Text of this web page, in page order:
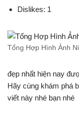
Dislikes: 1
Tổng Hợp Hình Ảnh
đẹp nhất hiện nay
Hãy cùng khám phá
viết này nhé bạn nhé